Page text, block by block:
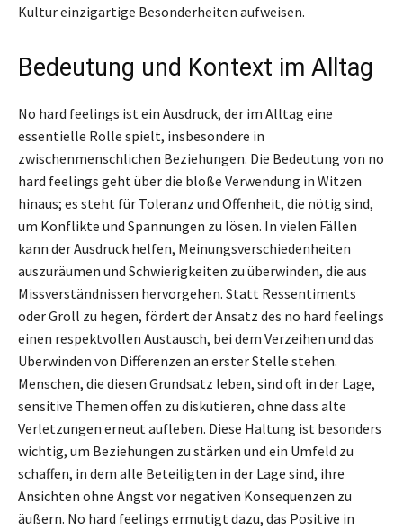
Kultur einzigartige Besonderheiten aufweisen.
Bedeutung und Kontext im Alltag
No hard feelings ist ein Ausdruck, der im Alltag eine
essentielle Rolle spielt, insbesondere in
zwischenmenschlichen Beziehungen. Die Bedeutung von no
hard feelings geht über die bloße Verwendung in Witzen
hinaus; es steht für Toleranz und Offenheit, die nötig sind,
um Konflikte und Spannungen zu lösen. In vielen Fällen
kann der Ausdruck helfen, Meinungsverschiedenheiten
auszuräumen und Schwierigkeiten zu überwinden, die aus
Missverständnissen hervorgehen. Statt Ressentiments
oder Groll zu hegen, fördert der Ansatz des no hard feelings
einen respektvollen Austausch, bei dem Verzeihen und das
Überwinden von Differenzen an erster Stelle stehen.
Menschen, die diesen Grundsatz leben, sind oft in der Lage,
sensitive Themen offen zu diskutieren, ohne dass alte
Verletzungen erneut aufleben. Diese Haltung ist besonders
wichtig, um Beziehungen zu stärken und ein Umfeld zu
schaffen, in dem alle Beteiligten in der Lage sind, ihre
Ansichten ohne Angst vor negativen Konsequenzen zu
äußern. No hard feelings ermutigt dazu, das Positive in